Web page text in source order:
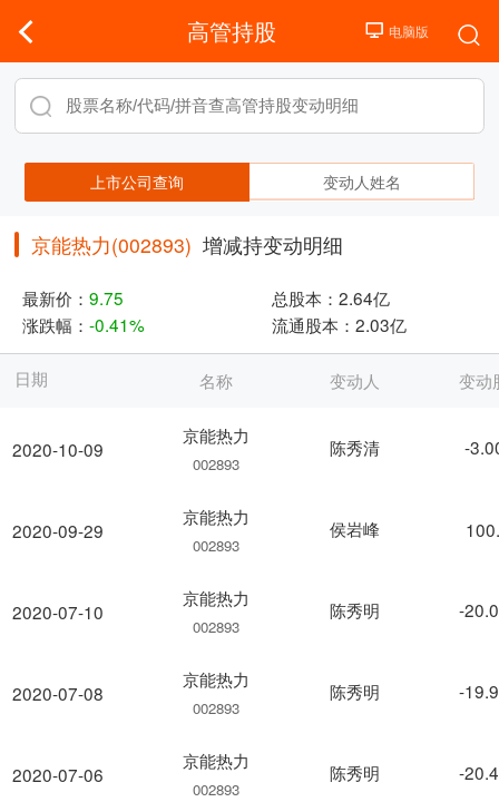
高管持股
上市公司查询 变动人姓名
京能热力(002893) 增减持变动明细
最新价： 9.75 总股本： 2.64亿
涨跌幅： -0.41% 流通股本： 2.03亿
日期
2020-10-09
2020-09-29
2020-07-10
2020-07-08
2020-07-06
名称 变动人 变动
京能热力
002893
陈秀清 -
京能热力
002893
侯岩峰
京能热力
002893
陈秀明 -
京能热力
002893
陈秀明 -
京能热力
002893
陈秀明 -